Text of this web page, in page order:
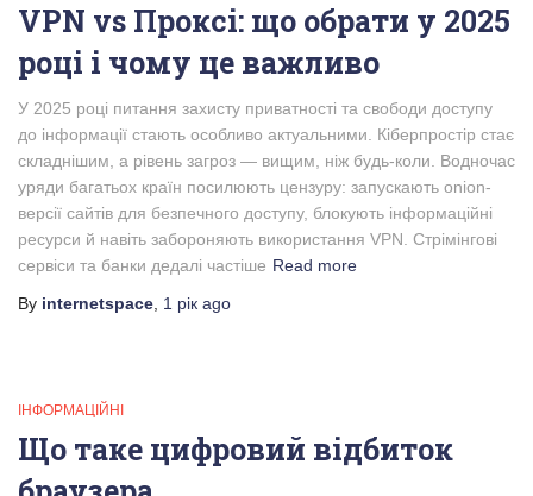
VPN vs Проксі: що обрати у 2025
році і чому це важливо
У 2025 році питання захисту приватності та свободи доступу
до інформації стають особливо актуальними. Кіберпростір стає
складнішим, а рівень загроз — вищим, ніж будь-коли. Водночас
уряди багатьох країн посилюють цензуру: запускають onion-
версії сайтів для безпечного доступу, блокують інформаційні
ресурси й навіть забороняють використання VPN. Стрімінгові
сервіси та банки дедалі частіше Read more
By internetspace 1 рік ago
ІНФОРМАЦІЙНІ
Що таке цифровий відбиток